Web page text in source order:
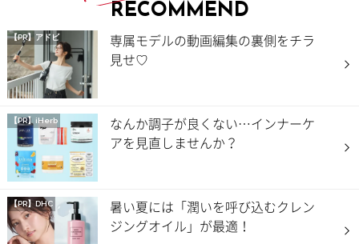
RECOMMEND
【PR】アドビ
専属モデルの動画編集の裏側をチラ
見せ♡
【PR】iHerb
なんか調子が良くない…インナーケ
アを見直しませんか？
【PR】DHC
暑い夏には「潤いを呼び込むクレン
ジングオイル」が最適！